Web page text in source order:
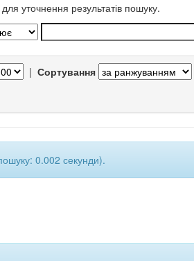
уточнення результатів пошуку.
| Сортування
0.002 секунди).